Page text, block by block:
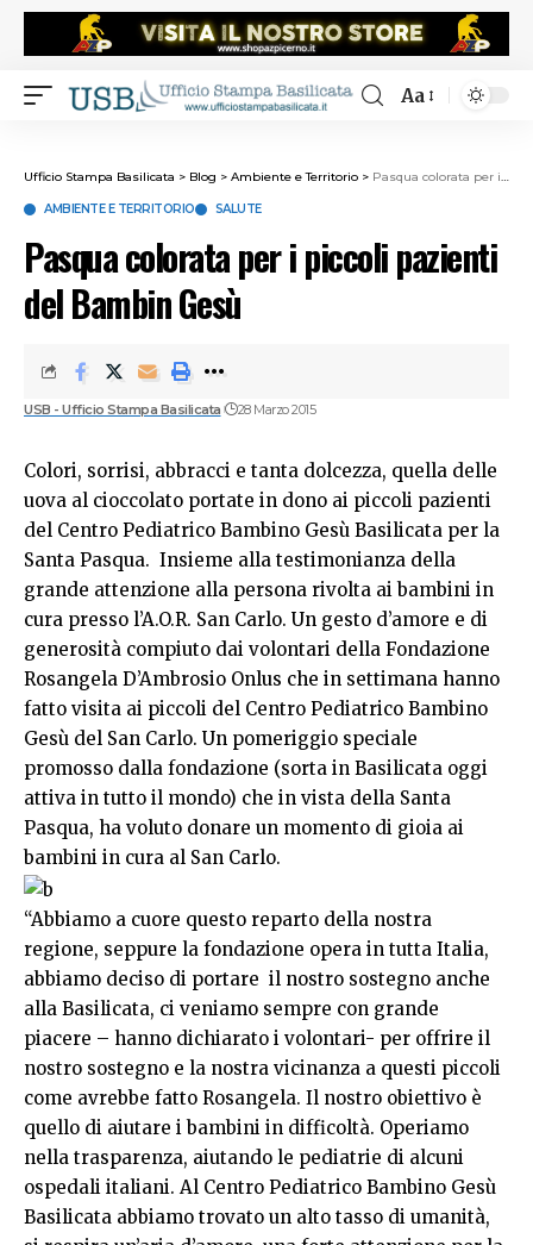
Aa
Ufficio Stampa Basilicata > Blog > Ambiente e Territorio > Pasqua colorata per i piccoli pazienti del Bambin Gesù
AMBIENTE E TERRITORIO SALUTE
Pasqua colorata per i piccoli pazienti
del Bambin Gesù
USB - Ufficio Stampa Basilicata 28 Marzo 2015
Colori, sorrisi, abbracci e tanta dolcezza, quella delle
uova al cioccolato portate in dono ai piccoli pazienti
del Centro Pediatrico Bambino Gesù Basilicata per la
Santa Pasqua. Insieme alla testimonianza della
grande attenzione alla persona rivolta ai bambini in
cura presso l’A.O.R. San Carlo. Un gesto d’amore e di
generosità compiuto dai volontari della Fondazione
Rosangela D’Ambrosio Onlus che in settimana hanno
fatto visita ai piccoli del Centro Pediatrico Bambino
Gesù del San Carlo. Un pomeriggio speciale
promosso dalla fondazione (sorta in Basilicata oggi
attiva in tutto il mondo) che in vista della Santa
Pasqua, ha voluto donare un momento di gioia ai
bambini in cura al San Carlo.
“Abbiamo a cuore questo reparto della nostra
regione, seppure la fondazione opera in tutta Italia,
abbiamo deciso di portare il nostro sostegno anche
alla Basilicata, ci veniamo sempre con grande
piacere – hanno dichiarato i volontari- per offrire il
nostro sostegno e la nostra vicinanza a questi piccoli
come avrebbe fatto Rosangela. Il nostro obiettivo è
quello di aiutare i bambini in difficoltà. Operiamo
nella trasparenza, aiutando le pediatrie di alcuni
ospedali italiani. Al Centro Pediatrico Bambino Gesù
Basilicata abbiamo trovato un alto tasso di umanità,